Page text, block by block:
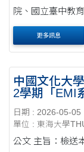
院、國立臺中教
越中心合作辦理
予轉知並鼓勵貴
更多訊息
中國文化大
2學期「EMI
日期 : 2026-05-05
單位 : 東海大學
公文 主旨：檢送本校教學資源中心辦理114學年度第2學期